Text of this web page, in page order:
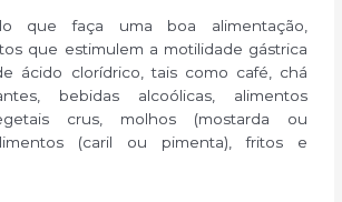
que faça uma boa alimentação,
que estimulem a motilidade gástrica
ácido clorídrico, tais como café, chá
bebidas alcoólicas, alimentos
crus, molhos (mostarda ou
(caril ou pimenta), fritos e